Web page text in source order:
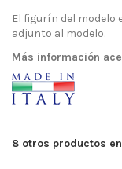
El figurín del modelo
adjunto al modelo.
Más información
8 otros productos